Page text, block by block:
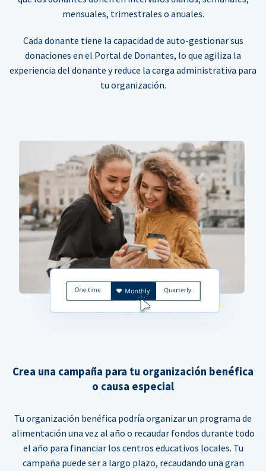
mensuales, trimestrales o anuales.
Cada donante tiene la capacidad de auto-gestionar sus
donaciones en el Portal de Donantes, lo que agiliza la
experiencia del donante y reduce la carga administrativa para
tu organización.
Crea una campaña para tu organización benéfica
o causa especial
Tu organización benéfica podría organizar un programa de
alimentación una vez al año o recaudar fondos durante todo
el año para financiar los centros educativos locales. Tu
campaña puede ser a largo plazo, recaudando una gran